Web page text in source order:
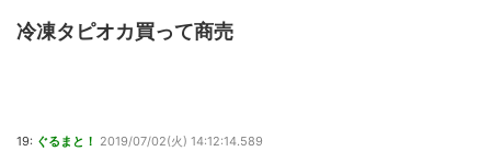
冷凍タピオカ買って商売
19: ぐるまと！ 2019/07/02(火) 14:12:14.589